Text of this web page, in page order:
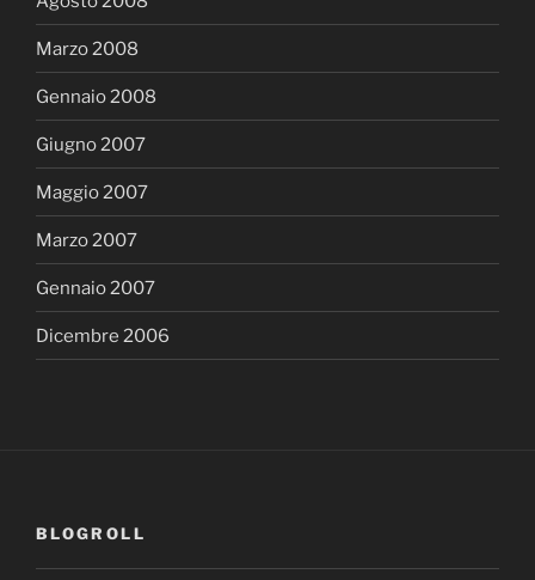
Marzo 2008
Gennaio 2008
Giugno 2007
Maggio 2007
Marzo 2007
Gennaio 2007
Dicembre 2006
BLOGROLL